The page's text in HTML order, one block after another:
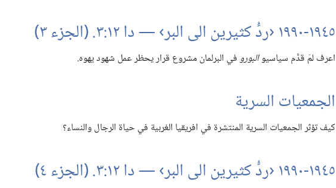
١٩٤٥-‏١٩٩٠ ‹ردُّ كثيرين الى البر› —‏ دا ١٢:‏٣.‏ (‏الجزء ٣)‏
اعرف لمَ قدَّم سياسيوالبوروفي البرلمان مشروع قرار يحظر عمل شهود يهوه.‏
الجمعيات السرية
كيف تؤثر الجمعيات السرية المنتشرة في افريقيا الغربية في حياة الرجال والنساء؟‏
١٩٤٥-‏١٩٩٠ ‹ردُّ كثيرين الى البر› —‏ دا ١٢:‏٣.‏ (‏الجزء ٤)‏